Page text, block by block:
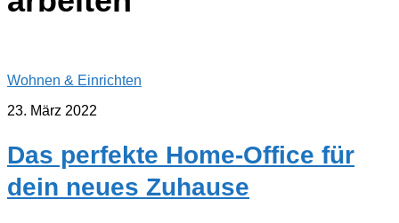
Wohnen & Einrichten
23. März 2022
Das perfekte Home-Office für
dein neues Zuhause